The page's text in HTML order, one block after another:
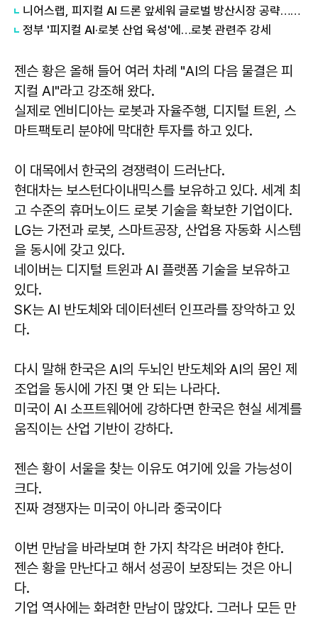
니어스랩, 피지컬 AI 드론 앞세워 글로벌 방산시장 공략…24일 코스닥 입성
정부 '피지컬 AI·로봇 산업 육성'에…로봇 관련주 강세
젠슨 황은 올해 들어 여러 차례 "AI의 다음 물결은 피
지컬 AI"라고 강조해 왔다.
실제로 엔비디아는 로봇과 자율주행, 디지털 트윈, 스
마트팩토리 분야에 막대한 투자를 하고 있다.
이 대목에서 한국의 경쟁력이 드러난다.
현대차는 보스턴다이내믹스를 보유하고 있다. 세계 최
고 수준의 휴머노이드 로봇 기술을 확보한 기업이다.
LG는 가전과 로봇, 스마트공장, 산업용 자동화 시스템
을 동시에 갖고 있다.
네이버는 디지털 트윈과 AI 플랫폼 기술을 보유하고
있다.
SK는 AI 반도체와 데이터센터 인프라를 장악하고 있
다.
다시 말해 한국은 AI의 두뇌인 반도체와 AI의 몸인 제
조업을 동시에 가진 몇 안 되는 나라다.
미국이 AI 소프트웨어에 강하다면 한국은 현실 세계를
움직이는 산업 기반이 강하다.
젠슨 황이 서울을 찾는 이유도 여기에 있을 가능성이
크다.
진짜 경쟁자는 미국이 아니라 중국이다
이번 만남을 바라보며 한 가지 착각은 버려야 한다.
젠슨 황을 만난다고 해서 성공이 보장되는 것은 아니
다.
기업 역사에는 화려한 만남이 많았다. 그러나 모든 만